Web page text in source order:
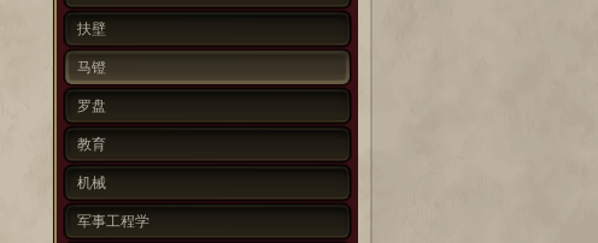
扶壁
马镫
罗盘
教育
机械
军事工程学